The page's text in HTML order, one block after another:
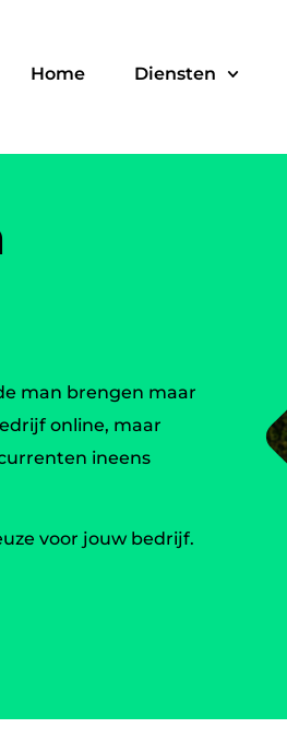
Home Diensten
man brengen maar
online, maar
ineens
voor jouw bedrijf.